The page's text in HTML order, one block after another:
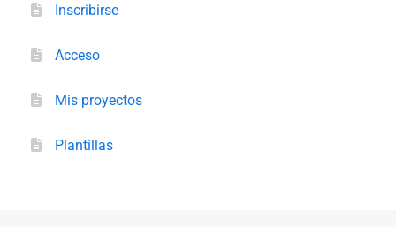
Inscribirse
Acceso
Mis proyectos
Plantillas